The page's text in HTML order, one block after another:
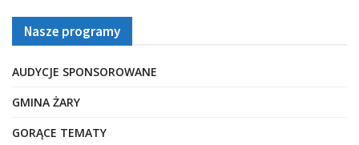
Nasze programy
AUDYCJE SPONSOROWANE
GMINA ŻARY
GORĄCE TEMATY